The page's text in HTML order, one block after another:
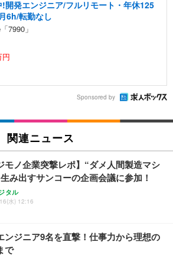
開発エンジニア/フルリモート・年休125
6h/転勤なし
7990」
円
Sponsored by
関連ニュース
モノ企業突撃レポ】“ダメ人間製造マシ
み出すサンコーの企画会議に参加！
タル
水) 12:16
ンジニア9名を直撃！仕事力から理想の
で